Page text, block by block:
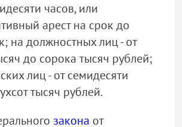
часов, или
арест на срок до
на должностных лиц - от
до сорока тысяч рублей;
лиц - от семидесяти
тысяч рублей.
закона от